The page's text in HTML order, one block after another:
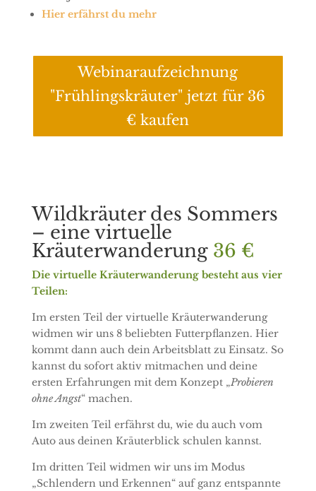
Hier erfährst du mehr
Webinaraufzeichnung
"Frühlingskräuter" jetzt für 36
€ kaufen
Wildkräuter des Sommers
– eine virtuelle
Kräuterwanderung 36 €
Die virtuelle Kräuterwanderung besteht aus vier
Teilen:
Im ersten Teil der virtuelle Kräuterwanderung
widmen wir uns 8 beliebten Futterpflanzen. Hier
kommt dann auch dein Arbeitsblatt zu Einsatz. So
kannst du sofort aktiv mitmachen und deine
ersten Erfahrungen mit dem Konzept „Probieren
ohne Angst“ machen.
Im zweiten Teil erfährst du, wie du auch vom
Auto aus deinen Kräuterblick schulen kannst.
Im dritten Teil widmen wir uns im Modus
„Schlendern und Erkennen“ auf ganz entspannte